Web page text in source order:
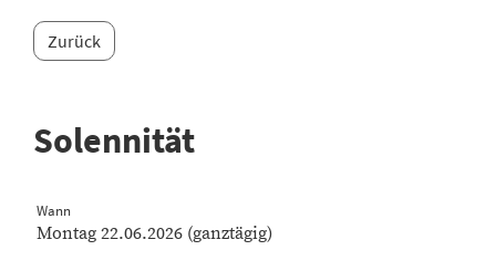
Zurück
Solennität
Wann
Montag 22.06.2026 (ganztägig)